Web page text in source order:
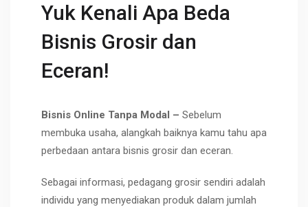
Yuk Kenali Apa Beda
Bisnis Grosir dan
Eceran!
Bisnis Online Tanpa Modal – Sebelum
membuka usaha, alangkah baiknya kamu tahu apa
perbedaan antara bisnis grosir dan eceran.
Sebagai informasi, pedagang grosir sendiri adalah
individu yang menyediakan produk dalam jumlah